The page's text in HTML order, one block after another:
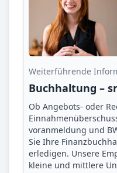
Weiterführende
Buchhaltung –
Ob Angebots- oder
voranmeldung und
Sie Ihre
erledigen. Unsere
kleine und mittlere